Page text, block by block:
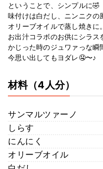
ということで、シンプルに🤣
味付けは白だし、ニンニクの
オリーブオイルで蒸し焼きに。
お出汁コラボのお供にシラス
かじった時のジュワァっな瞬
今思い出してもヨダレ🤤〜♪
材料（4人分）
サンマルツァーノ
しらす
にんにく
オリーブオイル